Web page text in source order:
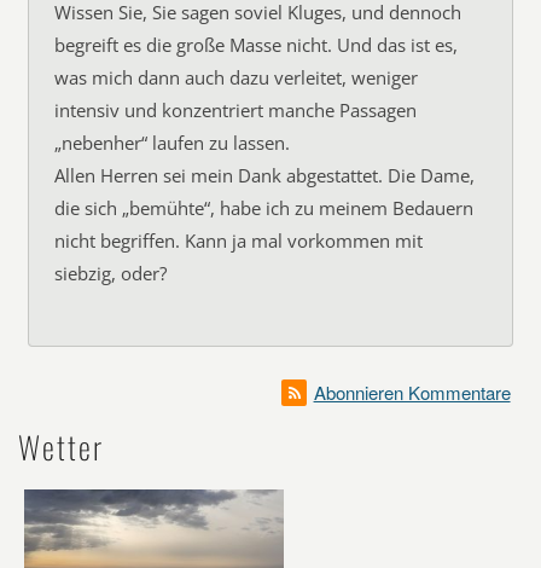
Wissen Sie, Sie sagen soviel Kluges, und dennoch
begreift es die große Masse nicht. Und das ist es,
was mich dann auch dazu verleitet, weniger
intensiv und konzentriert manche Passagen
„nebenher“ laufen zu lassen.
Allen Herren sei mein Dank abgestattet. Die Dame,
die sich „bemühte“, habe ich zu meinem Bedauern
nicht begriffen. Kann ja mal vorkommen mit
siebzig, oder?
Abonnieren Kommentare
Wetter